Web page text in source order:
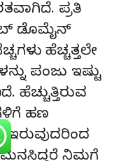
ಪ್ರತಿ
ಡೊಮೈನ್‌
ಹೆಚ್ಚತ್ತಲೇ
ಪಂಜು ಇಷ್ಟು
ಹೆಚ್ಚುತ್ತಿರುವ
ಹಣ
ಇರುವುದರಿಂದ